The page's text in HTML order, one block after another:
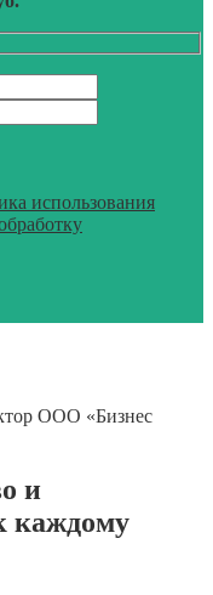
использования
ООО «Бизнес
и
каждому